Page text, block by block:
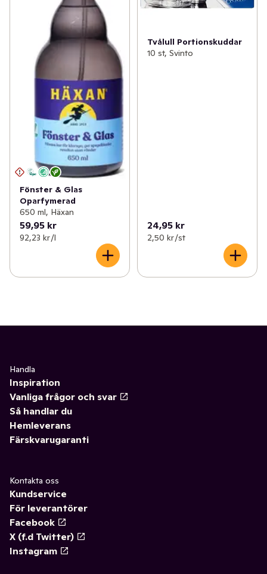
Fönster & Glas
Oparfymerad
650 ml, Häxan
59,95 kr
92,23 kr /l
Tvålull Portionskuddar
10 st, Svinto
24,95 kr
2,50 kr /st
Handla
Inspiration
Vanliga frågor och svar
Så handlar du
Hemleverans
Färskvarugaranti
Kontakta oss
Kundservice
För leverantörer
Facebook
X (f.d Twitter)
Instagram